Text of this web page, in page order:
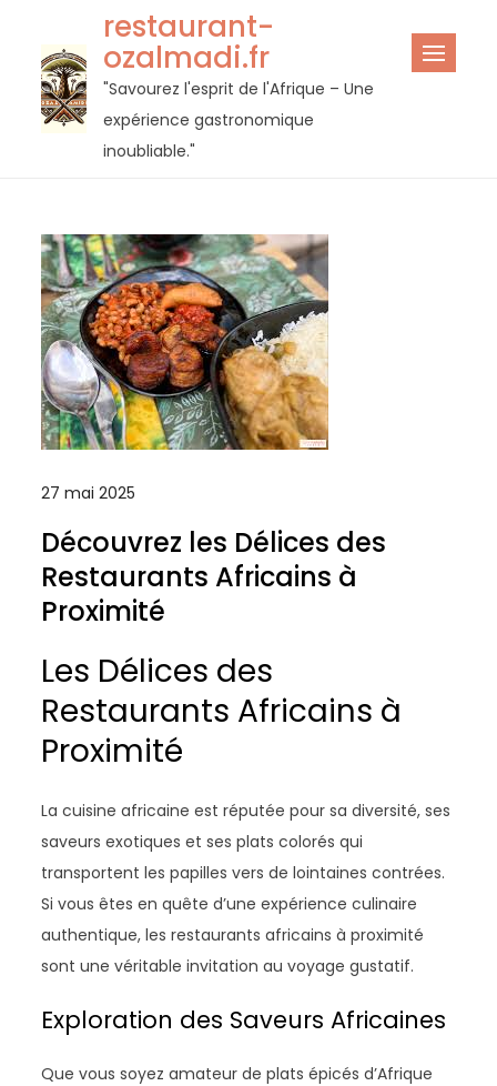
contenu
restaurant-
ozalmadi.fr
"Savourez l'esprit de l'Afrique – Une
expérience gastronomique
inoubliable."
27 mai 2025
Découvrez les Délices des
Restaurants Africains à
Proximité
Les Délices des
Restaurants Africains à
Proximité
La cuisine africaine est réputée pour sa diversité, ses
saveurs exotiques et ses plats colorés qui
transportent les papilles vers de lointaines contrées.
Si vous êtes en quête d’une expérience culinaire
authentique, les restaurants africains à proximité
sont une véritable invitation au voyage gustatif.
Exploration des Saveurs Africaines
Que vous soyez amateur de plats épicés d’Afrique